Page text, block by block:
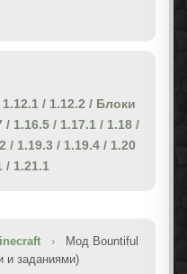
1.12.1 / 1.12.2 / Блоки
/ 1.16.5 / 1.17.1 / 1.18 /
/ 1.19.3 / 1.19.4 / 1.20
/ 1.21.1
›
Мод Bountiful
и заданиями)